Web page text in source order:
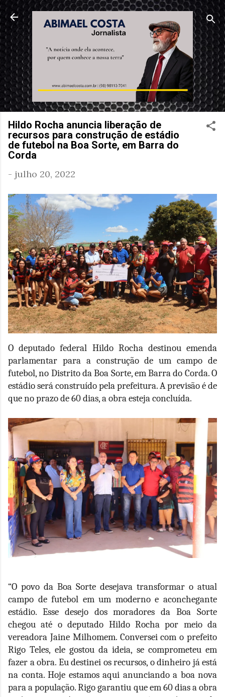
Pular para o conteúdo principal
Hildo Rocha anuncia liberação de
recursos para construção de estádio
de futebol na Boa Sorte, em Barra do
Corda
- julho 20, 2022
O deputado federal Hildo Rocha destinou emenda
parlamentar para a construção de um campo de
futebol, no Distrito da Boa Sorte, em Barra do Corda. O
estádio será construído pela prefeitura. A previsão é de
que no prazo de 60 dias, a obra esteja concluída.
“O povo da Boa Sorte desejava transformar o atual
campo de futebol em um moderno e aconchegante
estádio. Esse desejo dos moradores da Boa Sorte
chegou até o deputado Hildo Rocha por meio da
vereadora Jaine Milhomem. Conversei com o prefeito
Rigo Teles, ele gostou da ideia, se comprometeu em
fazer a obra. Eu destinei os recursos, o dinheiro já está
na conta. Hoje estamos aqui anunciando a boa nova
para a população. Rigo garantiu que em 60 dias a obra